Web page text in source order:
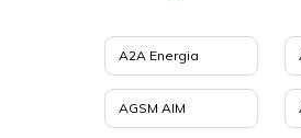
A2A Energia
AGSM AIM